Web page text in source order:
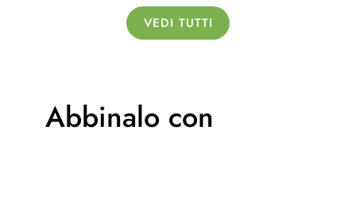
VEDI TUTTI
Abbinalo con